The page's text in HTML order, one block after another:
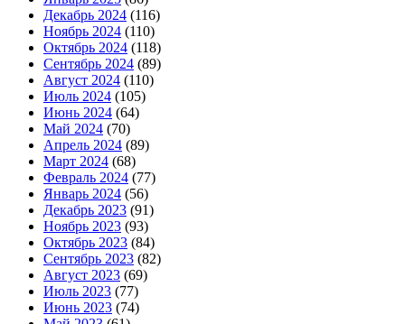
Декабрь 2024 (116)
Ноябрь 2024 (110)
Октябрь 2024 (118)
Сентябрь 2024 (89)
Август 2024 (110)
Июль 2024 (105)
Июнь 2024 (64)
Май 2024 (70)
Апрель 2024 (89)
Март 2024 (68)
Февраль 2024 (77)
Январь 2024 (56)
Декабрь 2023 (91)
Ноябрь 2023 (93)
Октябрь 2023 (84)
Сентябрь 2023 (82)
Август 2023 (69)
Июль 2023 (77)
Июнь 2023 (74)